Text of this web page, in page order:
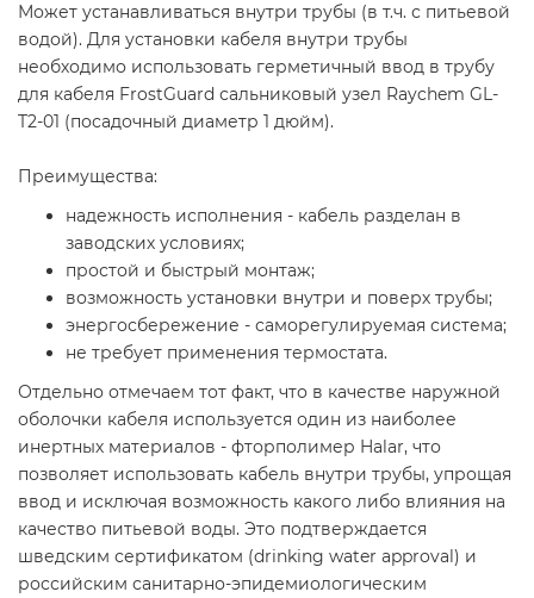
Может устанавливаться внутри трубы (в т.ч. с питьевой
водой). Для установки кабеля внутри трубы
необходимо использовать герметичный ввод в трубу
для кабеля FrostGuard сальниковый узел Raychem GL-
T2-01 (посадочный диаметр 1 дюйм).
Преимущества:
надежность исполнения - кабель разделан в
заводских условиях;
простой и быстрый монтаж;
возможность установки внутри и поверх трубы;
энергосбережение - саморегулируемая система;
не требует применения термостата.
Отдельно отмечаем тот факт, что в качестве наружной
оболочки кабеля используется один из наиболее
инертных материалов - фторполимер Halar, что
позволяет использовать кабель внутри трубы, упрощая
ввод и исключая возможность какого либо влияния на
качество питьевой воды. Это подтверждается
шведским сертификатом (drinking water approval) и
российским санитарно-эпидемиологическим